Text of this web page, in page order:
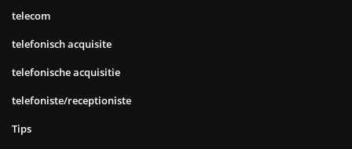
telecom
telefonisch acquisite
telefonische acquisitie
telefoniste/receptioniste
Tips